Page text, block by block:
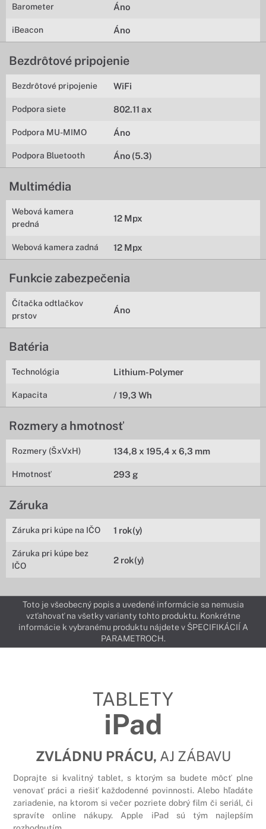
Barometer Áno
iBeacon Áno
Bezdrôtové pripojenie
Bezdrôtové pripojenie WiFi
Podpora siete 802.11 ax
Podpora MU-MIMO Áno
Podpora Bluetooth Áno (5.3)
Multimédia
Webová kamera
predná
12 Mpx
Webová kamera zadná 12 Mpx
Funkcie zabezpečenia
Čítačka odtlačkov
prstov
Áno
Batéria
Technológia Lithium-Polymer
Kapacita / 19,3 Wh
Rozmery a hmotnosť
Rozmery (ŠxVxH) 134,8 x 195,4 x 6,3 mm
Hmotnosť 293 g
Záruka
Záruka pri kúpe na IČO 1 rok(y)
Záruka pri kúpe bez
IČO
2 rok(y)
Toto je všeobecný popis a uvedené informácie sa nemusia
vzťahovať na všetky varianty tohto produktu. Konkrétne
informácie k vybranému produktu nájdete v ŠPECIFIKÁCIÍ A
PARAMETROCH.
TABLETY
iPad
ZVLÁDNU PRÁCU, AJ ZÁBAVU
Doprajte si kvalitný tablet, s ktorým sa budete môcť plne
venovať práci a riešiť každodenné povinnosti. Alebo hľadáte
zariadenie, na ktorom si večer pozriete dobrý film či seriál, či
spravíte online nákupy. Apple iPad sú tým najlepším